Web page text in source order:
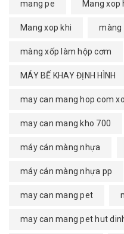
mang pe Mang xop
Mang xop khi màng
màng xốp làm hộp cơm
MÁY BẾ KHAY ĐỊNH HÌNH
may can mang hop com
may can mang kho 700
máy cán màng nhựa
máy cán màng nhựa pp
may can mang pet
may can mang pet hut